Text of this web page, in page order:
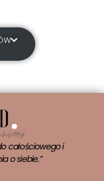
całościowego i
o siebie.”